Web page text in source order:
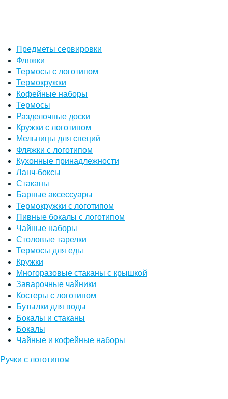
Предметы сервировки
Фляжки
Термосы с логотипом
Термокружки
Кофейные наборы
Термосы
Разделочные доски
Кружки с логотипом
Мельницы для специй
Фляжки с логотипом
Кухонные принадлежности
Ланч-боксы
Стаканы
Барные аксессуары
Термокружки с логотипом
Пивные бокалы с логотипом
Чайные наборы
Столовые тарелки
Термосы для еды
Кружки
Многоразовые стаканы с крышкой
Заварочные чайники
Костеры с логотипом
Бутылки для воды
Бокалы и стаканы
Бокалы
Чайные и кофейные наборы
Ручки с логотипом